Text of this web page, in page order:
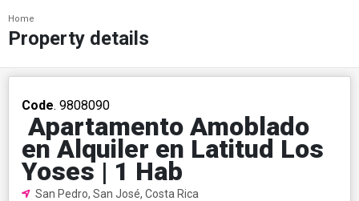
Home
Property details
Code. 9808090
Apartamento Amoblado
en Alquiler en Latitud Los
Yoses | 1 Hab
San Pedro, San José, Costa Rica